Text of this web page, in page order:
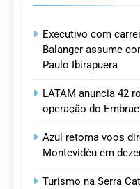
Executivo com
Balanger assume
Paulo Ibirapuera
LATAM anuncia 42
operação do
Azul retoma voos
Montevidéu em
Turismo na Serra